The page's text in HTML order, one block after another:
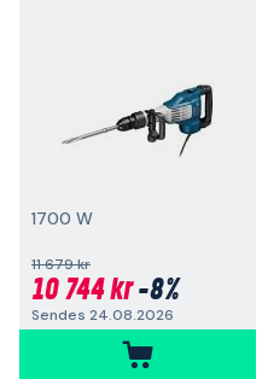
1700 W
11 679 kr
10 744 kr-8%
Sendes 24.08.2026